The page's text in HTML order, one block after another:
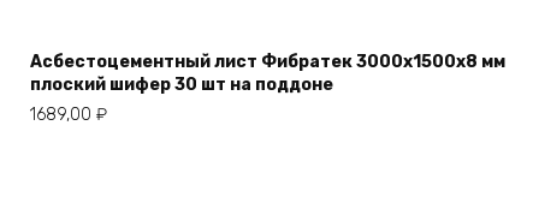
Асбестоцементный лист Фибратек 3000х1500х8 мм
плоский шифер 30 шт на поддоне
1689,00 ₽